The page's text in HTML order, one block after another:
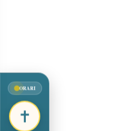
ORARI
✝